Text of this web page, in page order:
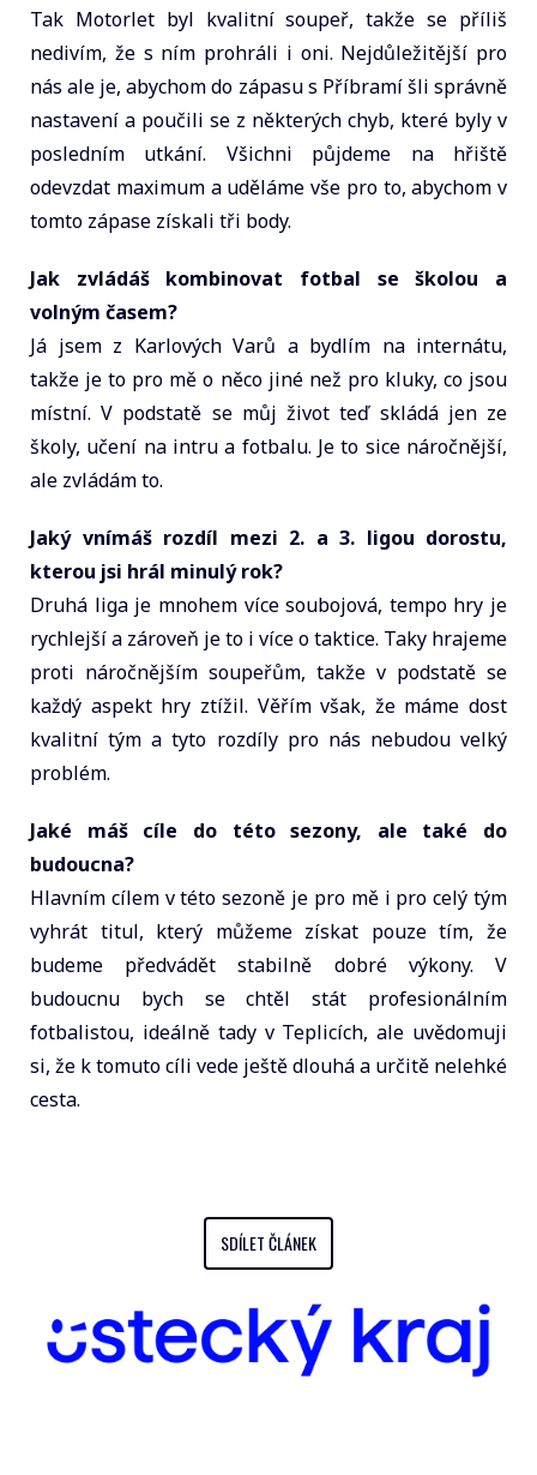
Tak Motorlet byl kvalitní soupeř, takže se příliš
nedivím, že s ním prohráli i oni. Nejdůležitější pro
nás ale je, abychom do zápasu s Příbramí šli správně
nastavení a poučili se z některých chyb, které byly v
posledním utkání. Všichni půjdeme na hřiště
odevzdat maximum a uděláme vše pro to, abychom v
tomto zápase získali tři body.
Jak zvládáš kombinovat fotbal se školou a
volným časem?
Já jsem z Karlových Varů a bydlím na internátu,
takže je to pro mě o něco jiné než pro kluky, co jsou
místní. V podstatě se můj život teď skládá jen ze
školy, učení na intru a fotbalu. Je to sice náročnější,
ale zvládám to.
Jaký vnímáš rozdíl mezi 2. a 3. ligou dorostu,
kterou jsi hrál minulý rok?
Druhá liga je mnohem více soubojová, tempo hry je
rychlejší a zároveň je to i více o taktice. Taky hrajeme
proti náročnějším soupeřům, takže v podstatě se
každý aspekt hry ztížil. Věřím však, že máme dost
kvalitní tým a tyto rozdíly pro nás nebudou velký
problém.
Jaké máš cíle do této sezony, ale také do
budoucna?
Hlavním cílem v této sezoně je pro mě i pro celý tým
vyhrát titul, který můžeme získat pouze tím, že
budeme předvádět stabilně dobré výkony. V
budoucnu bych se chtěl stát profesionálním
fotbalistou, ideálně tady v Teplicích, ale uvědomuji
si, že k tomuto cíli vede ještě dlouhá a určitě nelehké
cesta.
SDÍLET ČLÁNEK